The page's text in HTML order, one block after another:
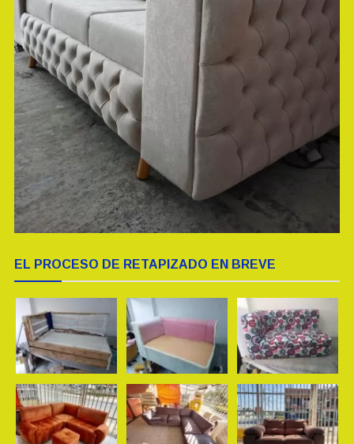
EL PROCESO DE RETAPIZADO EN BREVE